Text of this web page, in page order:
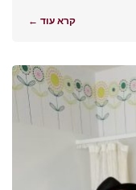
קרא עוד ←